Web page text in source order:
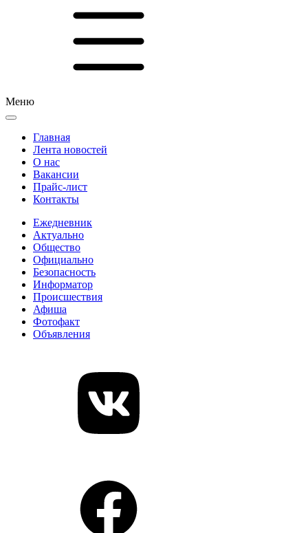
Меню
Главная
Лента новостей
О нас
Вакансии
Прайс-лист
Контакты
Ежедневник
Актуально
Общество
Официально
Безопасность
Информатор
Происшествия
Афиша
Фотофакт
Объявления